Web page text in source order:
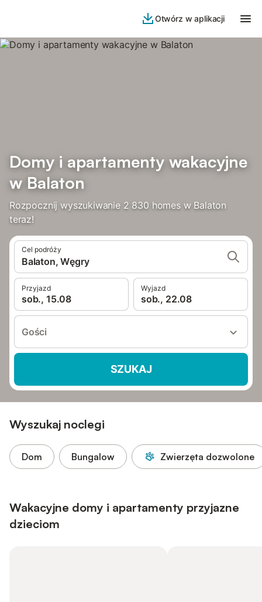
Otwórz w aplikacji
Domy i apartamenty wakacyjne
w Balaton
Rozpocznij wyszukiwanie 2 830 homes w Balaton
teraz!
Cel podróży
Balaton, Węgry
Przyjazd
sob., 15.08
Wyjazd
sob., 22.08
Gości
SZUKAJ
Wyszukaj noclegi
Dom Bungalow Zwierzęta dozwolone
Wakacyjne domy i apartamenty przyjazne
dzieciom